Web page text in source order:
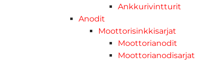
Ankkurivintturit
Anodit
Moottorisinkkisarjat
Moottorianodit
Moottorianodisarjat